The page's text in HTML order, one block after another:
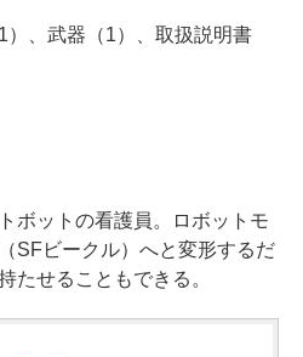
）、武器（1）、取扱説明書
ボットの看護員。ロボットモ
SFビークル）へと変形するだ
たせることもできる。